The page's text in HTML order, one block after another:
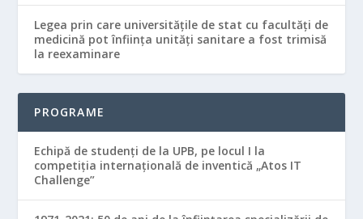
Legea prin care universităţile de stat cu facultăţi de
medicină pot înfiinţa unităţi sanitare a fost trimisă
la reexaminare
PROGRAME
Echipă de studenţi de la UPB, pe locul I la
competiţia internaţională de inventică „Atos IT
Challenge”